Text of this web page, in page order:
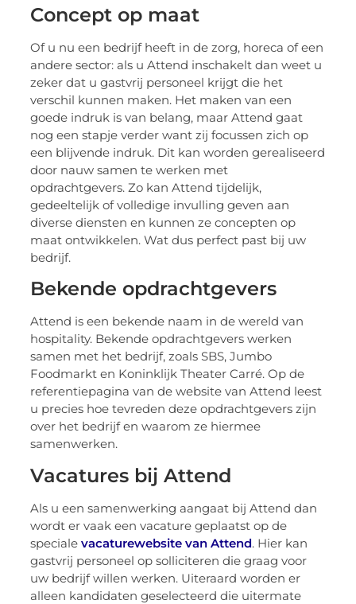
Concept op maat
Of u nu een bedrijf heeft in de zorg, horeca of een
andere sector: als u Attend inschakelt dan weet u
zeker dat u gastvrij personeel krijgt die het
verschil kunnen maken. Het maken van een
goede indruk is van belang, maar Attend gaat
nog een stapje verder want zij focussen zich op
een blijvende indruk. Dit kan worden gerealiseerd
door nauw samen te werken met
opdrachtgevers. Zo kan Attend tijdelijk,
gedeeltelijk of volledige invulling geven aan
diverse diensten en kunnen ze concepten op
maat ontwikkelen. Wat dus perfect past bij uw
bedrijf.
Bekende opdrachtgevers
Attend is een bekende naam in de wereld van
hospitality. Bekende opdrachtgevers werken
samen met het bedrijf, zoals SBS, Jumbo
Foodmarkt en Koninklijk Theater Carré. Op de
referentiepagina van de website van Attend leest
u precies hoe tevreden deze opdrachtgevers zijn
over het bedrijf en waarom ze hiermee
samenwerken.
Vacatures bij Attend
Als u een samenwerking aangaat bij Attend dan
wordt er vaak een vacature geplaatst op de
specialevacaturewebsite van Attend. Hier kan
gastvrij personeel op solliciteren die graag voor
uw bedrijf willen werken. Uiteraard worden er
alleen kandidaten geselecteerd die uitermate